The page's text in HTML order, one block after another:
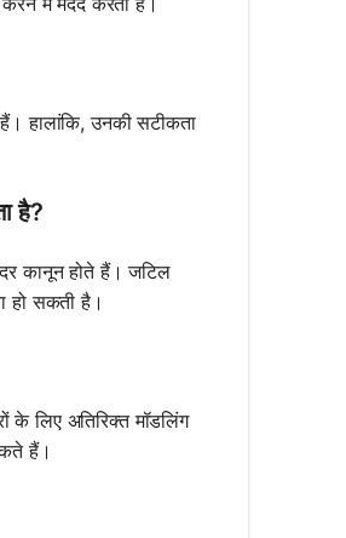
हालांकि, उनकी सटीकता
है?
कानून होते हैं। जटिल
हो सकती है।
के लिए अतिरिक्त मॉडलिंग
हैं।